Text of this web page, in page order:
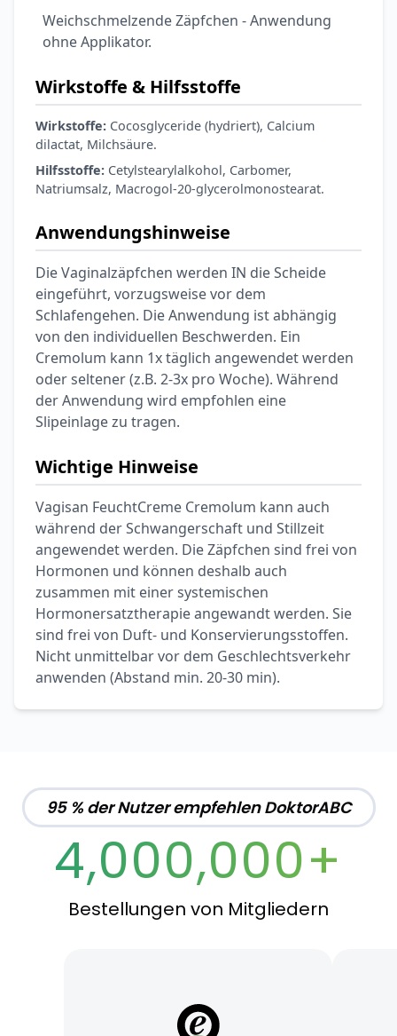
Weichschmelzende Zäpfchen - Anwendung
ohne Applikator.
Wirkstoffe & Hilfsstoffe
Wirkstoffe: Cocosglyceride (hydriert), Calcium
dilactat, Milchsäure.
Hilfsstoffe: Cetylstearylalkohol, Carbomer,
Natriumsalz, Macrogol-20-glycerolmonostearat.
Anwendungshinweise
Die Vaginalzäpfchen werden IN die Scheide
eingeführt, vorzugsweise vor dem
Schlafengehen. Die Anwendung ist abhängig
von den individuellen Beschwerden. Ein
Cremolum kann 1x täglich angewendet werden
oder seltener (z.B. 2-3x pro Woche). Während
der Anwendung wird empfohlen eine
Slipeinlage zu tragen.
Wichtige Hinweise
Vagisan FeuchtCreme Cremolum kann auch
während der Schwangerschaft und Stillzeit
angewendet werden. Die Zäpfchen sind frei von
Hormonen und können deshalb auch
zusammen mit einer systemischen
Hormonersatztherapie angewandt werden. Sie
sind frei von Duft- und Konservierungsstoffen.
Nicht unmittelbar vor dem Geschlechtsverkehr
anwenden (Abstand min. 20-30 min).
95 % der Nutzer empfehlen DoktorABC
4,000,000+
Bestellungen von Mitgliedern